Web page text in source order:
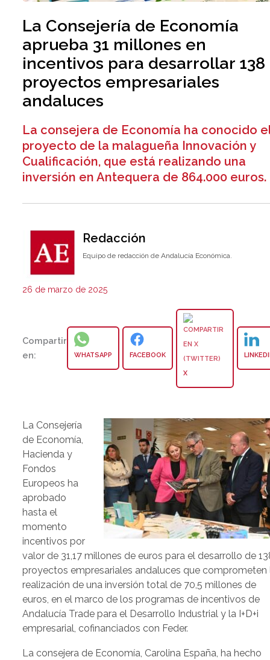
La Consejería de Economía
aprueba 31 millones en
incentivos para desarrollar 138
proyectos empresariales
andaluces
La consejera de Economía ha conocido
proyecto de la malagueña Innovación y
Cualificación, que está realizando una
inversión en Antequera de 864.000 euros.
Redacción
Equipo de redacción de Andalucía Económica.
26 de marzo de 2025
Compartir
en:
WHATSAPP FACEBOOK
X
La Consejería
de Economía,
Hacienda y
Fondos
Europeos ha
aprobado
hasta el
momento
incentivos por
valor de 31,17 millones de euros para el desarrollo de
proyectos empresariales andaluces que comprometen
realización de una inversión total de 70,5 millones de
euros, en el marco de los programas de incentivos de
Andalucía Trade para el Desarrollo Industrial y la I+D+i
empresarial, cofinanciados con Feder.
La consejera de Economía, Carolina España, ha hecho